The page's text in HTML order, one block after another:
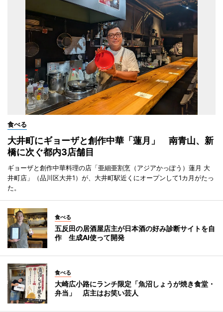
食べる
大井町にギョーザと創作中華「蓮月」 南青山、新
橋に次ぐ都内3店舗目
ギョーザと創作中華料理の店「亜細亜割烹（アジアかっぽう）蓮月 大
井町店」（品川区大井1）が、大井町駅近くにオープンして1カ月がたっ
た。
食べる
五反田の居酒屋店主が日本酒の好み診断サイトを自
作 生成AI使って開発
食べる
大崎広小路にランチ限定「魚沼しょうが焼き食堂・
弁当」 店主はお笑い芸人